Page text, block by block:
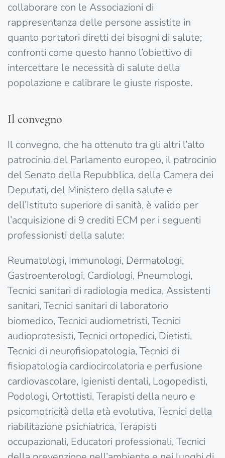
collaborare con le Associazioni di
rappresentanza delle persone assistite in
quanto portatori diretti dei bisogni di salute;
confronti come questo hanno l’obiettivo di
intercettare le necessità di salute della
popolazione e calibrare le giuste risposte.
Il convegno
Il convegno, che ha ottenuto tra gli altri l’alto
patrocinio del Parlamento europeo, il patrocinio
del Senato della Repubblica, della Camera dei
Deputati, del Ministero della salute e
dell’Istituto superiore di sanità, è valido per
l’acquisizione di 9 crediti ECM per i seguenti
professionisti della salute:
Reumatologi, Immunologi, Dermatologi,
Gastroenterologi, Cardiologi, Pneumologi,
Tecnici sanitari di radiologia medica, Assistenti
sanitari, Tecnici sanitari di laboratorio
biomedico, Tecnici audiometristi, Tecnici
audioprotesisti, Tecnici ortopedici, Dietisti,
Tecnici di neurofisiopatologia, Tecnici di
fisiopatologia cardiocircolatoria e perfusione
cardiovascolare, Igienisti dentali, Logopedisti,
Podologi, Ortottisti, Terapisti della neuro e
psicomotricità della età evolutiva, Tecnici della
riabilitazione psichiatrica, Terapisti
occupazionali, Educatori professionali, Tecnici